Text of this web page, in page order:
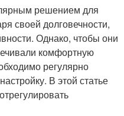
решением для
своей долговечности,
Однако, чтобы они
комфортную
регулярно
В этой статье